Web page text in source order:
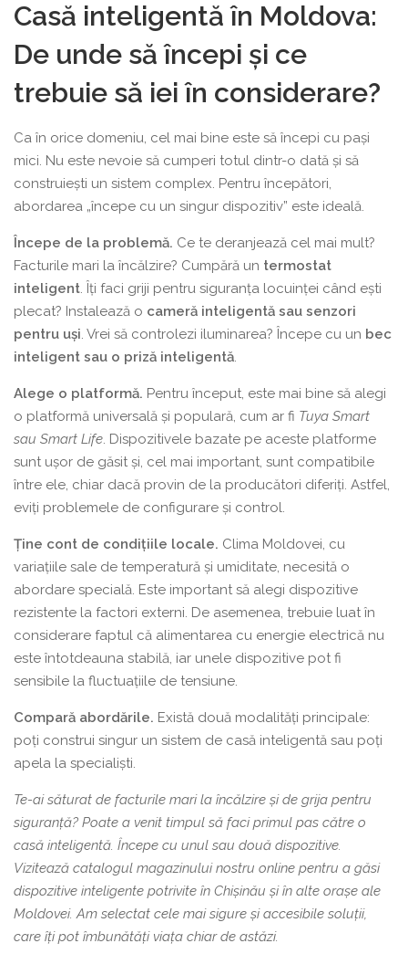
Casă inteligentă în Moldova:
De unde să începi și ce
trebuie să iei în considerare?
Ca în orice domeniu, cel mai bine este să începi cu pași
mici. Nu este nevoie să cumperi totul dintr-o dată și să
construiești un sistem complex. Pentru începători,
abordarea „începe cu un singur dispozitiv” este ideală.
Începe de la problemă. Ce te deranjează cel mai mult?
Facturile mari la încălzire? Cumpără un termostat
inteligent. Îți faci griji pentru siguranța locuinței când ești
plecat? Instalează o cameră inteligentă sau senzori
pentru uși. Vrei să controlezi iluminarea? Începe cu un bec
inteligent sau o priză inteligentă.
Alege o platformă. Pentru început, este mai bine să alegi
o platformă universală și populară, cum ar fi Tuya Smart
sau Smart Life. Dispozitivele bazate pe aceste platforme
sunt ușor de găsit și, cel mai important, sunt compatibile
între ele, chiar dacă provin de la producători diferiți. Astfel,
eviți problemele de configurare și control.
Ține cont de condițiile locale. Clima Moldovei, cu
variațiile sale de temperatură și umiditate, necesită o
abordare specială. Este important să alegi dispozitive
rezistente la factori externi. De asemenea, trebuie luat în
considerare faptul că alimentarea cu energie electrică nu
este întotdeauna stabilă, iar unele dispozitive pot fi
sensibile la fluctuațiile de tensiune.
Compară abordările. Există două modalități principale:
poți construi singur un sistem de casă inteligentă sau poți
apela la specialiști.
Te-ai săturat de facturile mari la încălzire și de grija pentru
siguranță? Poate a venit timpul să faci primul pas către o
casă inteligentă. Începe cu unul sau două dispozitive.
Vizitează catalogul magazinului nostru online pentru a găsi
dispozitive inteligente potrivite în Chișinău și în alte orașe ale
Moldovei. Am selectat cele mai sigure și accesibile soluții,
care îți pot îmbunătăți viața chiar de astăzi.